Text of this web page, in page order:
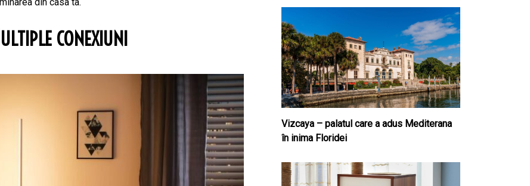
CONEXIUNI
Vizcaya – palatul care a adus Mediterana
în inima Floridei